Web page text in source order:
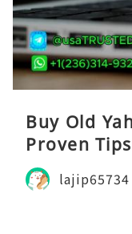
Buy Old
Proven
lajip65734